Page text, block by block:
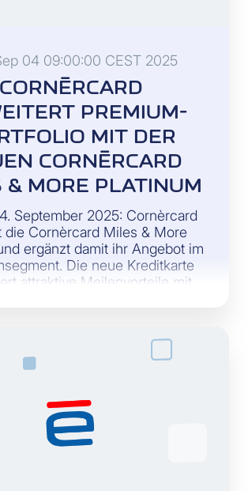
04 09:00:00 CEST 2025
CORNÈRCARD
PREMIUM-
MIT DER
CORNÈRCARD
& MORE PLATINUM
September 2025: Cornèrcard
die Cornèrcard Miles & More
ergänzt damit ihr Angebot im
Die neue Kreditkarte
attraktive Meilenvorteile mit